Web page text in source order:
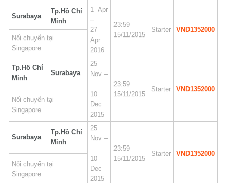
Surabaya
Tp.Hồ Chí
Minh
1 Apr
–
27
Apr
2016
23:59
15/11/2015
Starter
VND1352000
Nối chuyến tại
Singapore
Tp.Hồ Chí
Minh
Surabaya
25
Nov –
10
Dec
2015
23:59
15/11/2015
Starter
VND1352000
Nối chuyến tại
Singapore
Surabaya
Tp.Hồ Chí
Minh
25
Nov –
10
Dec
2015
23:59
15/11/2015
Starter
VND1352000
Nối chuyến tại
Singapore